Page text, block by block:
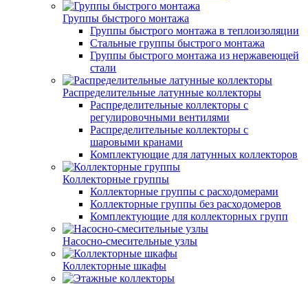
Группы быстрого монтажа
Группы быстрого монтажа в теплоизоляции
Стальные группы быстрого монтажа
Группы быстрого монтажа из нержавеющей
стали
Распределительные латунные коллекторы
Распределительные коллекторы с
регулировочными вентилями
Распределительные коллекторы с
шаровыми кранами
Комплектующие для латунных коллекторов
Коллекторные группы
Коллекторные группы с расходомерами
Коллекторные группы без расходомеров
Комплектующие для коллекторных групп
Насосно-смесительные узлы
Коллекторные шкафы